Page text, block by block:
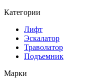
Категории
Лифт
Эскалатор
Траволатор
Подъемник
Марки